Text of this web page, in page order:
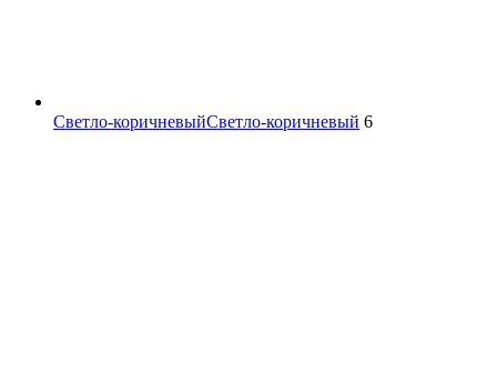
Светло-коричневыйСветло-коричневый 6